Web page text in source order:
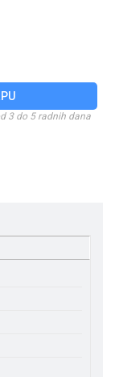
3 do 5 radnih dana